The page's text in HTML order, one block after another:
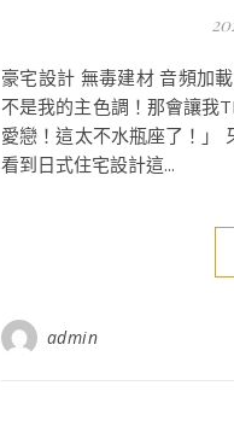
豪宅設計 無毒建材 音頻加
不是我的主色調！那會讓我
愛戀！這太不水瓶座了！」
看到日式住宅設計這...
admin